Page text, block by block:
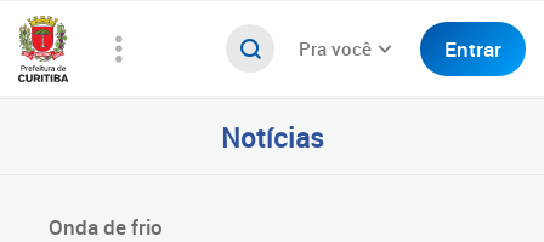
Pra você Entrar
Notícias
Onda de frio